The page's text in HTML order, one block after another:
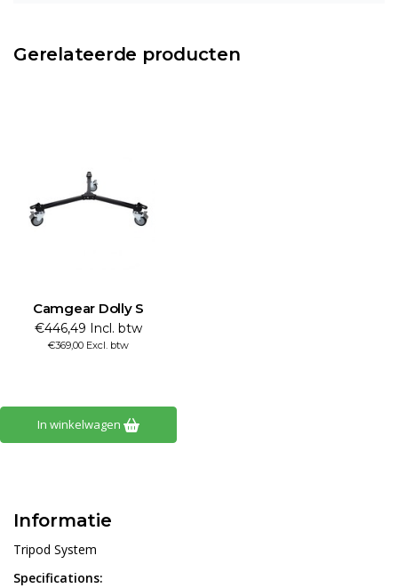
Gerelateerde producten
Camgear Dolly S
€446,49 Incl. btw
€369,00 Excl. btw
In winkelwagen
Informatie
Tripod System
Specifications: